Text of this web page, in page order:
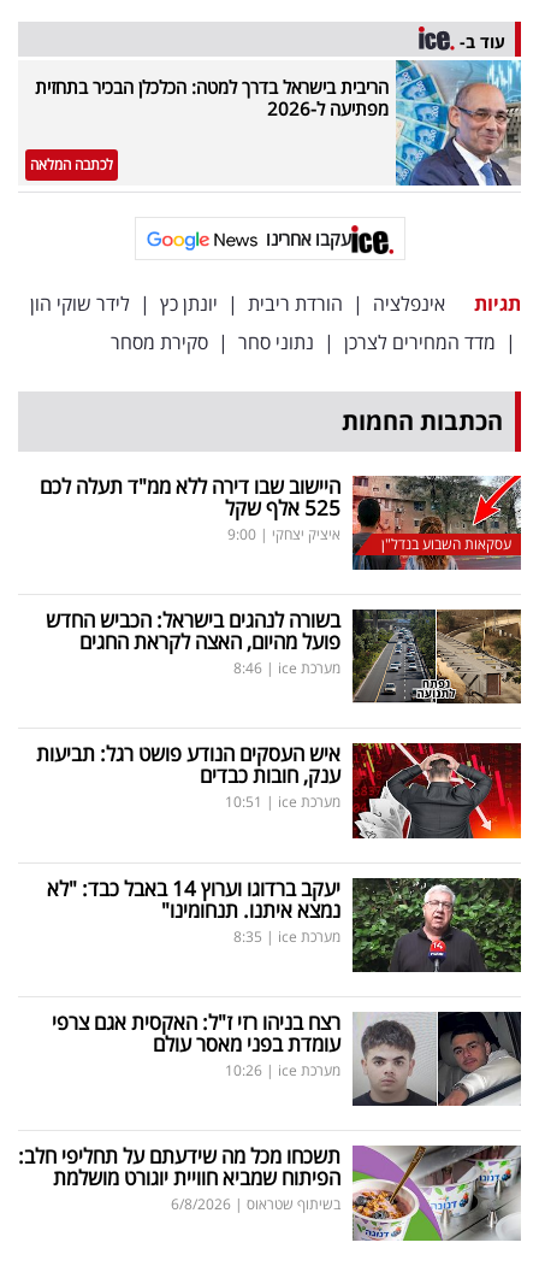
עוד ב-
הריבית בישראל בדרך למטה: הכלכלן הבכיר בתחזית
מפתיעה ל-2026
לכתבה המלאה
עקבו אחרינו
תגיות אינפלציה | הורדת ריבית | יונתן כץ | לידר שוקי הון
| מדד המחירים לצרכן | נתוני סחר | סקירת מסחר
הכתבות החמות
עסקאות השבוע בנדל"ן
היישוב שבו דירה ללא ממ"ד תעלה לכם
525 אלף שקל
איציק יצחקי |
9:00
בשורה לנהגים בישראל: הכביש החדש
פועל מהיום, האצה לקראת החגים
מערכת ice |
8:46
איש העסקים הנודע פושט רגל: תביעות
ענק, חובות כבדים
מערכת ice |
10:51
יעקב ברדוגו וערוץ 14 באבל כבד: "לא
נמצא איתנו. תנחומינו"
מערכת ice |
8:35
רצח בניהו רזי ז"ל: האקסית אגם צרפי
עומדת בפני מאסר עולם
מערכת ice |
10:26
תשכחו מכל מה שידעתם על תחליפי חלב:
הפיתוח שמביא חוויית יוגורט מושלמת
בשיתוף שטראוס |
6/8/2026